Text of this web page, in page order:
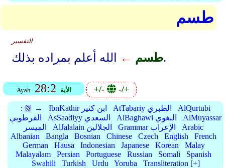
طسم
التفسير
طسم ← الله أعلم بمراده بذلك.
Ayah 28:2 الأية +/- -/+
: 📗 → IbnKathir ابن كثير AtTabariy الطبري
AlQurtubi
القرطوبي
AsSaadiyy السعدي AlBaghawi البغوي
AlMuyassar
الميسر
AlJalalain الجلالين Grammar الإعراب
Arabic
Albanian
Bangla Bosnian Chinese Czech English
French
German
Hausa Indonesian Japanese Korean
Malay
Malayalam
Persian Portuguese Russian Somali
Spanish
Swahili
Turkish Urdu Yoruba Transliteration [+]